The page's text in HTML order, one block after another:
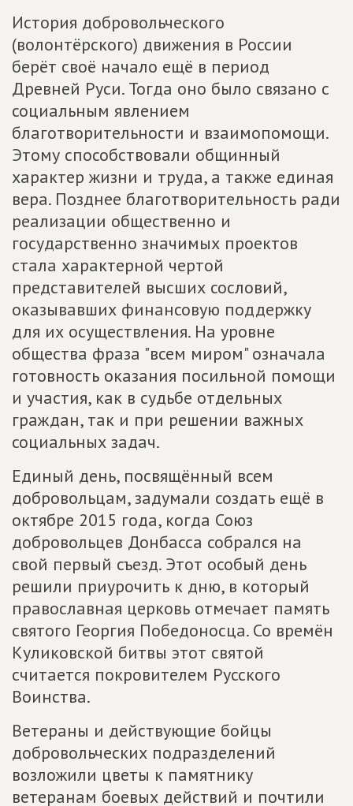
История добровольческого
(волонтёрского) движения в России
берёт своё начало ещё в период
Древней Руси. Тогда оно было связано с
социальным явлением
благотворительности и взаимопомощи.
Этому способствовали общинный
характер жизни и труда, а также единая
вера. Позднее благотворительность ради
реализации общественно и
государственно значимых проектов
стала характерной чертой
представителей высших сословий,
оказывавших финансовую поддержку
для их осуществления. На уровне
общества фраза "всем миром" означала
готовность оказания посильной помощи
и участия, как в судьбе отдельных
граждан, так и при решении важных
социальных задач.
Единый день, посвящённый всем
добровольцам, задумали создать ещё в
октябре 2015 года, когда Союз
добровольцев Донбасса собрался на
свой первый съезд. Этот особый день
решили приурочить к дню, в который
православная церковь отмечает память
святого Георгия Победоносца. Со времён
Куликовской битвы этот святой
считается покровителем Русского
Воинства.
Ветераны и действующие бойцы
добровольческих подразделений
возложили цветы к памятнику
ветеранам боевых действий и почтили